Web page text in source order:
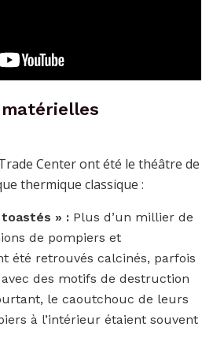
matérielles
Center ont été le théâtre de
thermique classique :
toastés » : Plus d’un millier de
de pompiers et
été retrouvés calcinés, parfois
des motifs de destruction
le caoutchouc de leurs
à l’intérieur étaient souvent